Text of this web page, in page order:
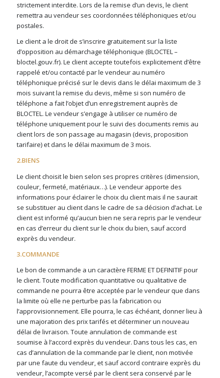
strictement interdite. Lors de la remise d’un devis, le client
remettra au vendeur ses coordonnées téléphoniques et/ou
postales.
Le client a le droit de s’inscrire gratuitement sur la liste
d’opposition au démarchage téléphonique (BLOCTEL –
bloctel.gouv.fr). Le client accepte toutefois explicitement d’être
rappelé et/ou contacté par le vendeur au numéro
téléphonique précisé sur le devis dans le délai maximum de 3
mois suivant la remise du devis, même si son numéro de
téléphone a fait l’objet d’un enregistrement auprès de
BLOCTEL. Le vendeur s’engage à utiliser ce numéro de
téléphone uniquement pour le suivi des documents remis au
client lors de son passage au magasin (devis, proposition
tarifaire) et dans le délai maximum de 3 mois.
2.BIENS
Le client choisit le bien selon ses propres critères (dimension,
couleur, fermeté, matériaux…). Le vendeur apporte des
informations pour éclairer le choix du client mais il ne saurait
se substituer au client dans le cadre de sa décision d’achat. Le
client est informé qu’aucun bien ne sera repris par le vendeur
en cas d’erreur du client sur le choix du bien, sauf accord
exprès du vendeur.
3.COMMANDE
Le bon de commande a un caractère FERME ET DEFINITIF pour
le client. Toute modification quantitative ou qualitative de
commande ne pourra être acceptée par le vendeur que dans
la limite où elle ne perturbe pas la fabrication ou
l’approvisionnement. Elle pourra, le cas échéant, donner lieu à
une majoration des prix tarifés et déterminer un nouveau
délai de livraison. Toute annulation de commande est
soumise à l’accord exprès du vendeur. Dans tous les cas, en
cas d’annulation de la commande par le client, non motivée
par une faute du vendeur, et sauf accord contraire exprès du
vendeur, l’acompte versé par le client sera conservé par le